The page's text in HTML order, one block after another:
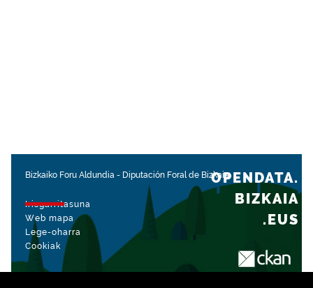
Bizkaiko Foru Aldundia - Diputación Foral de Bizkaia
Irisgarritasuna
Web mapa
Lege-oharra
Cookiak
OPENDATA.
BIZKAIA
.EUS